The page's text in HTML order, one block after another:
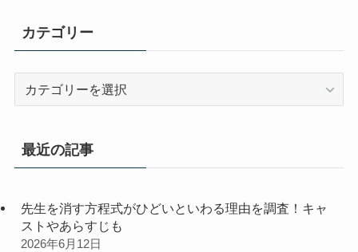
カテゴリー
リ
最近の記事
先生を消す方程式がひどいといわる理由を調査！キャ
ストやあらすじも
2026年6月12日